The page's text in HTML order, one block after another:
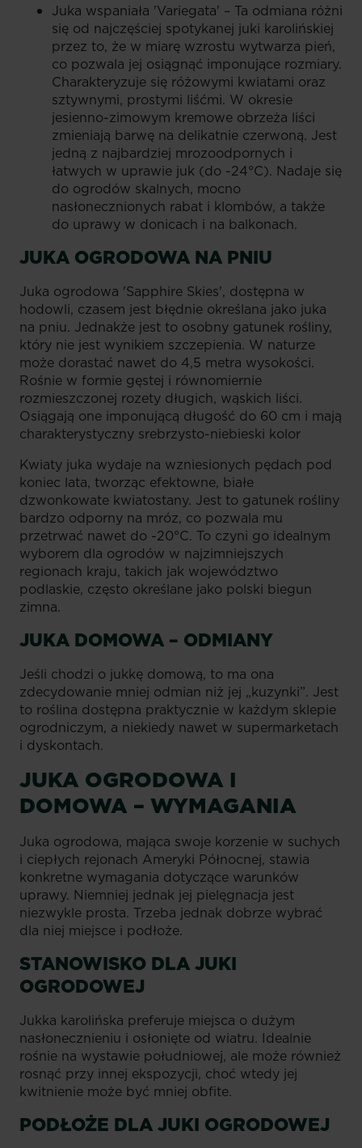
Juka wspaniała 'Variegata' – Ta odmiana różni
się od najczęściej spotykanej juki karolińskiej
przez to, że w miarę wzrostu wytwarza pień,
co pozwala jej osiągnąć imponujące rozmiary.
Charakteryzuje się różowymi kwiatami oraz
sztywnymi, prostymi liśćmi. W okresie
jesienno-zimowym kremowe obrzeża liści
zmieniają barwę na delikatnie czerwoną. Jest
jedną z najbardziej mrozoodpornych i
łatwych w uprawie juk (do -24°C). Nadaje się
do ogrodów skalnych, mocno
nasłonecznionych rabat i klombów, a także
do uprawy w donicach i na balkonach.
JUKA OGRODOWA NA PNIU
Juka ogrodowa 'Sapphire Skies', dostępna w
hodowli, czasem jest błędnie określana jako juka
na pniu. Jednakże jest to osobny gatunek rośliny,
który nie jest wynikiem szczepienia. W naturze
może dorastać nawet do 4,5 metra wysokości.
Rośnie w formie gęstej i równomiernie
rozmieszczonej rozety długich, wąskich liści.
Osiągają one imponującą długość do 60 cm i mają
charakterystyczny srebrzysto-niebieski kolor
Kwiaty juka wydaje na wzniesionych pędach pod
koniec lata, tworząc efektowne, białe
dzwonkowate kwiatostany. Jest to gatunek rośliny
bardzo odporny na mróz, co pozwala mu
przetrwać nawet do -20°C. To czyni go idealnym
wyborem dla ogrodów w najzimniejszych
regionach kraju, takich jak województwo
podlaskie, często określane jako polski biegun
zimna.
JUKA DOMOWA – ODMIANY
Jeśli chodzi o jukkę domową, to ma ona
zdecydowanie mniej odmian niż jej „kuzynki”. Jest
to roślina dostępna praktycznie w każdym sklepie
ogrodniczym, a niekiedy nawet w supermarketach
i dyskontach.
JUKA OGRODOWA I
DOMOWA – WYMAGANIA
Juka ogrodowa, mająca swoje korzenie w suchych
i ciepłych rejonach Ameryki Północnej, stawia
konkretne wymagania dotyczące warunków
uprawy. Niemniej jednak jej pielęgnacja jest
niezwykle prosta. Trzeba jednak dobrze wybrać
dla niej miejsce i podłoże.
STANOWISKO DLA JUKI
OGRODOWEJ
Jukka karolińska preferuje miejsca o dużym
nasłonecznieniu i osłonięte od wiatru. Idealnie
rośnie na wystawie południowej, ale może również
rosnąć przy innej ekspozycji, choć wtedy jej
kwitnienie może być mniej obfite.
PODŁOŻE DLA JUKI OGRODOWEJ